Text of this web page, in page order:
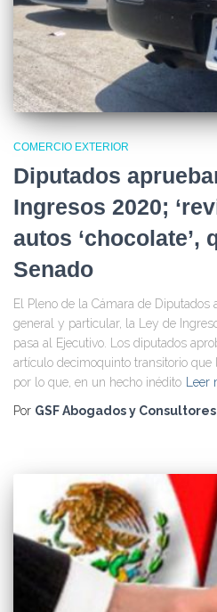
COMERCIO EXTERIOR
Diputados
Ingresos 2020;
autos ‘chocolate’,
Senado
El Pleno de la Cámara de Diputados
general y particular, la Ley de
pasa al Ejecutivo. Los diputados
artículo decimoquinto transitorio que
por lo que, en un hecho inédito Leer
Por GSF Abogados y Consultores